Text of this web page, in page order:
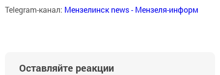
Telegram-канал: Мензелинск news - Мензеля-информ
Оставляйте реакции